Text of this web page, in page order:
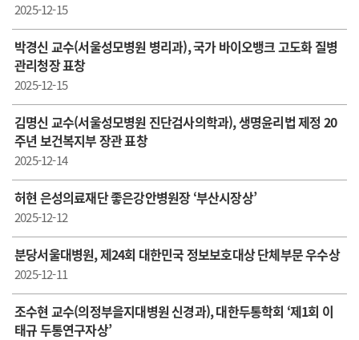
2025-12-15
박경신 교수(서울성모병원 병리과), 국가 바이오뱅크 고도화 질병
관리청장 표창
2025-12-15
김명신 교수(서울성모병원 진단검사의학과), 생명윤리법 제정 20
주년 보건복지부 장관 표창
2025-12-14
허현 은성의료재단 좋은강안병원장 ‘부산시장상’
2025-12-12
분당서울대병원, 제24회 대한민국 정보보호대상 단체부문 우수상
2025-12-11
조수현 교수(의정부을지대병원 신경과), 대한두통학회 ‘제1회 이
태규 두통연구자상’